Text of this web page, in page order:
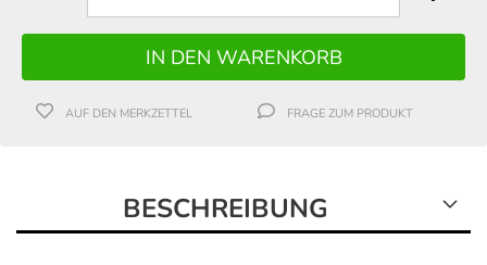
AUF DEN MERKZETTEL FRAGE ZUM PRODUKT
BESCHREIBUNG